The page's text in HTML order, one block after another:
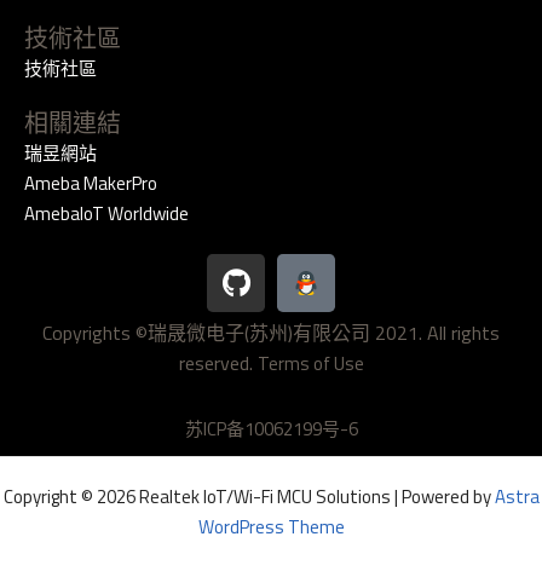
技術社區
技術社區
相關連結
瑞昱網站
Ameba MakerPro
AmebaIoT Worldwide
G
i
t
h
u
Copyrights ©瑞晟微电子(苏州)有限公司 2021. All rights
reserved. Terms of Use
苏ICP备10062199号-6
Copyright © 2026 Realtek IoT/Wi-Fi MCU Solutions | Powered byAstra
WordPress Theme